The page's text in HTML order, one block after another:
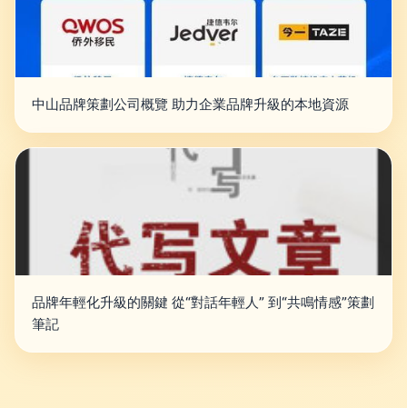
中山品牌策劃公司概覽 助力企業品牌升級的本地資源
品牌年輕化升級的關鍵 從“對話年輕人” 到“共鳴情感”策劃
筆記